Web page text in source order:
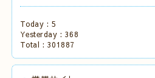
Today : 5
Yesterday : 368
Total : 301887